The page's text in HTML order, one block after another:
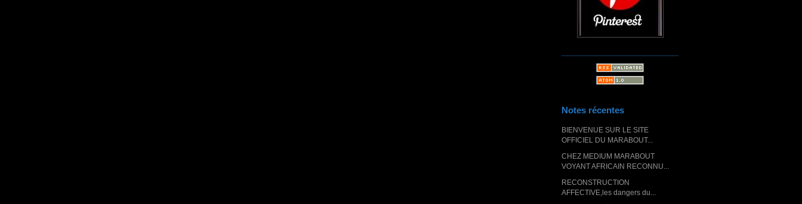
Notes récentes
BIENVENUE SUR LE SITE
OFFICIEL DU MARABOUT...
CHEZ MEDIUM MARABOUT
VOYANT AFRICAIN RECONNU...
RECONSTRUCTION
AFFECTIVE,les dangers du...